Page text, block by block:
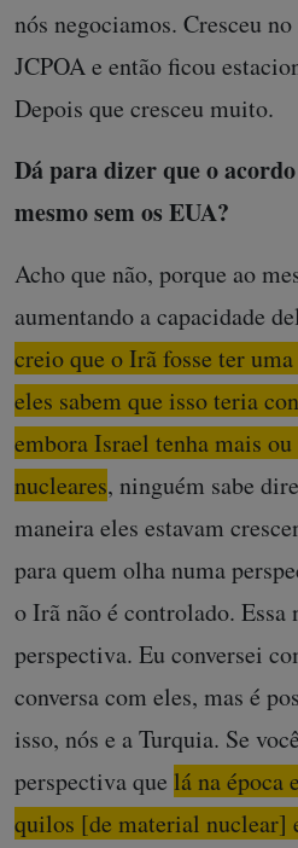
nós negociamos. Cresceu
JCPOA e então ficou
Depois que cresceu muito.
Dá para dizer que o
mesmo sem os EUA?
Acho que não, porque ao
aumentando a capacidade
creio que o Irã fosse ter
eles sabem que isso teria
embora Israel tenha mais
nucleares, ninguém sabe
maneira eles estavam
para quem olha numa
o Irã não é controlado. Essa
perspectiva. Eu conversei
conversa com eles, mas é
isso, nós e a Turquia. Se
perspectiva que lá na época
quilos [de material nuclear]